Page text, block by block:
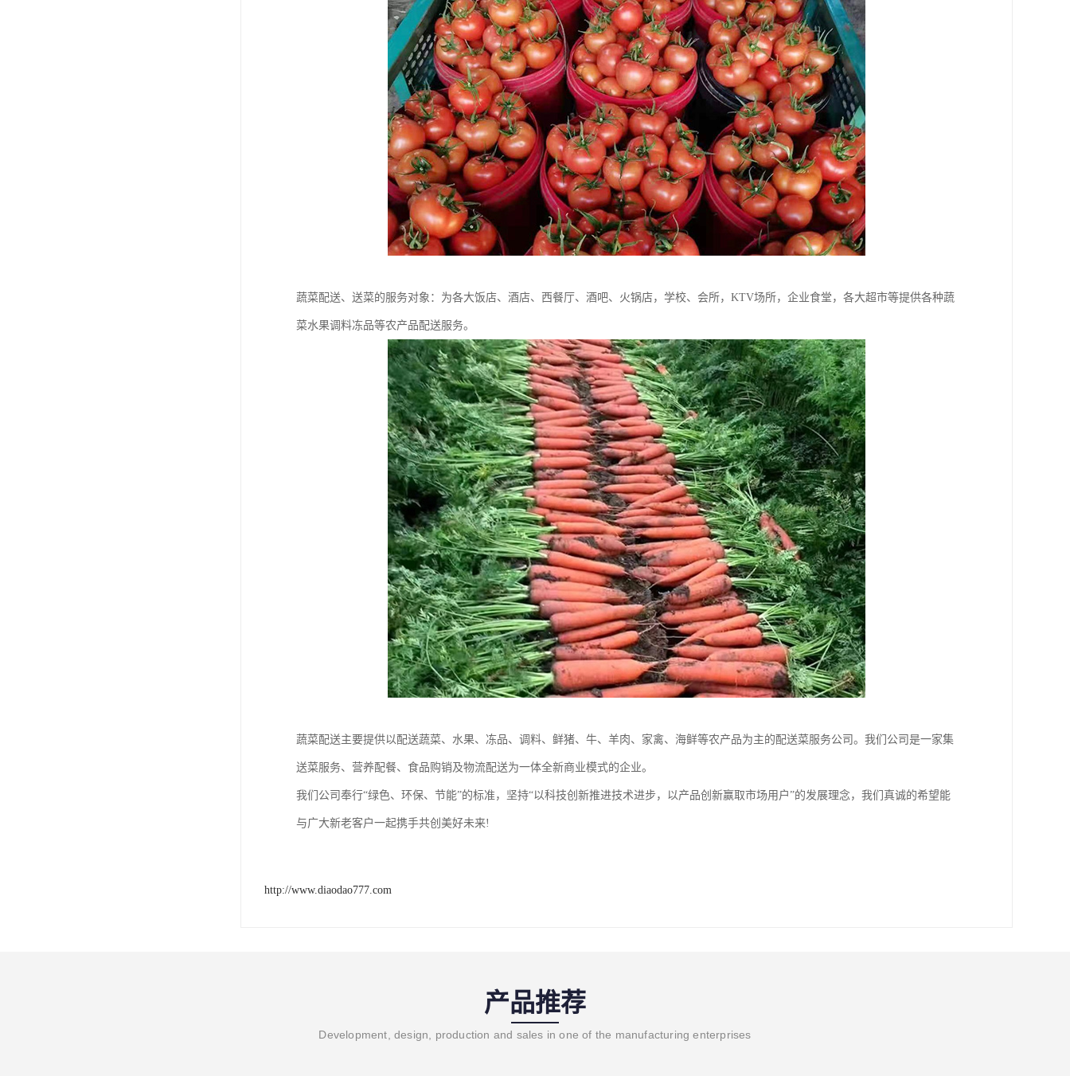
蔬菜配送、送菜的服务对象：为各大饭店、酒店、西餐厅、酒吧、火锅店，学校、会所，KTV场所，企业食堂，各大超市等提供各种蔬
菜水果调料冻品等农产品配送服务。
蔬菜配送主要提供以配送蔬菜、水果、冻品、调料、鲜猪、牛、羊肉、家禽、海鲜等农产品为主的配送菜服务公司。我们公司是一家集
送菜服务、营养配餐、食品购销及物流配送为一体全新商业模式的企业。
我们公司奉行“绿色、环保、节能”的标准，坚持“以科技创新推进技术进步，以产品创新赢取市场用户”的发展理念，我们真诚的希望能
与广大新老客户一起携手共创美好未来!
http://www.diaodao777.com
产品推荐
Development, design, production and sales in one of the manufacturing enterprises